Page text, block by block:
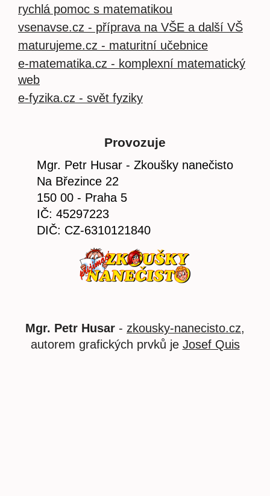
rychlá pomoc s matematikou
vsenavse.cz - příprava na VŠE a další VŠ
maturujeme.cz - maturitní učebnice
e-matematika.cz - komplexní matematický
web
e-fyzika.cz - svět fyziky
Provozuje
Mgr. Petr Husar - Zkoušky nanečisto
Na Březince 22
150 00 - Praha 5
IČ: 45297223
DIČ: CZ-6310121840
Mgr. Petr Husar - zkousky-nanecisto.cz,
autorem grafických prvků je Josef Quis